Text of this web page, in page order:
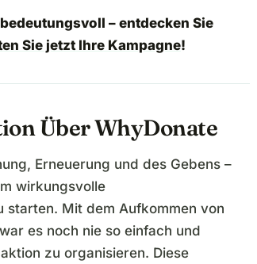
– entdecken Sie
Sie jetzt Ihre Kampagne!
Über WhyDonate
Erneuerung und des Gebens –
wirkungsvolle
starten. Mit dem Aufkommen von
es noch nie so einfach und
zu organisieren. Diese